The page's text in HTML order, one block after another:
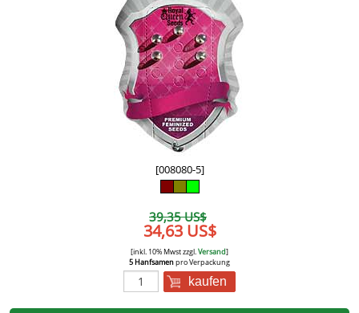
[008080-5]
39,35 US$
34,63 US$
[inkl. 10% Mwst zzgl.Versand]
5 Hanfsamenpro Verpackung
kaufen